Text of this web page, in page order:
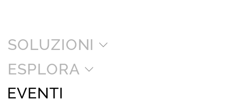
SOLUZIONI
ESPLORA
EVENTI